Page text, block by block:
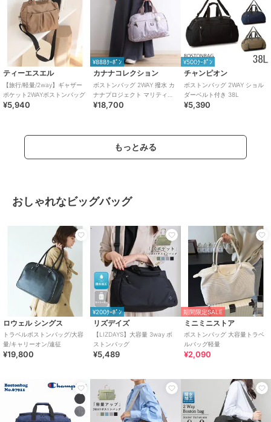
ティーエスエル
【旅行/軽量/2way】ギャザー
ポケット2WAYボストンバッグ
¥5,940
¥888ｸｰﾎﾟﾝ
カナナコレクション
ボストンバッグ 2WAY 撥水 カ
ナナプロジェクト マリティマ
68736
¥18,700
¥500ｸｰﾎﾟﾝ
チャンピオン
ボストンバッグ 2WAY ショル
ダーベルト付き 38L
¥5,390
もっとみる
おしゃれなビッグバッグ
ロウェル シングス
トラベルボストンバッグ/大容
量/キャリーオン/遠征
¥19,800
¥200ｸｰﾎﾟﾝ
リズデイズ
【LIZDAYS】大容量 3way ボ
ストンバッグ
¥5,489
期間限定SALE
ミニミニストア
ボストンバッグ 大容量トラベ
ルバッグ軽量
¥2,090